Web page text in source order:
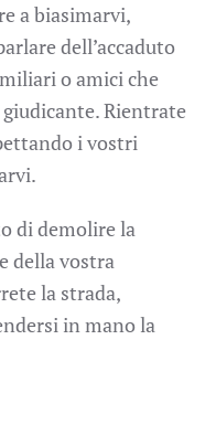
a biasimarvi,
dell’accaduto
o amici che
Rientrate
i vostri
di demolire la
della vostra
la strada,
in mano la